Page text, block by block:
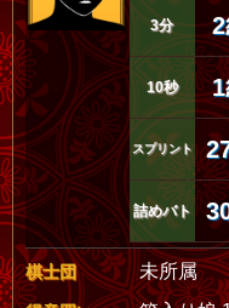
3分
10秒
スプリント
詰めバト
棋士団 未所属